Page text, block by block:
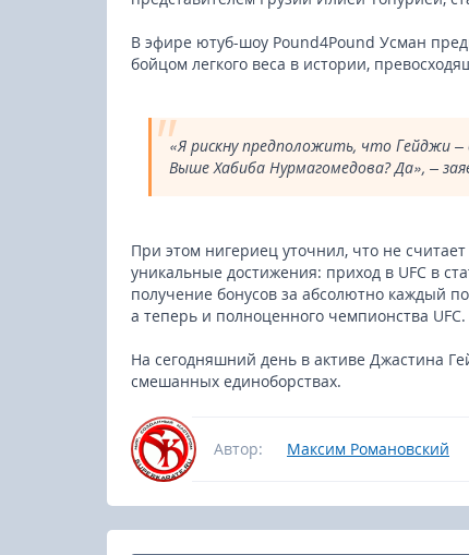
В эфире ютуб-шоу Pound4Pound Усман
бойцом легкого веса в истории,
«Я рискну предположить, что Гейджи
Выше Хабиба Нурмагомедова? Да», –
При этом нигериец уточнил, что не
уникальные достижения: приход в UFC в
получение бонусов за абсолютно каждый
а теперь и полноценного чемпионства UFC.
На сегодняшний день в активе Джастина
смешанных единоборствах.
Автор: Максим Романовский